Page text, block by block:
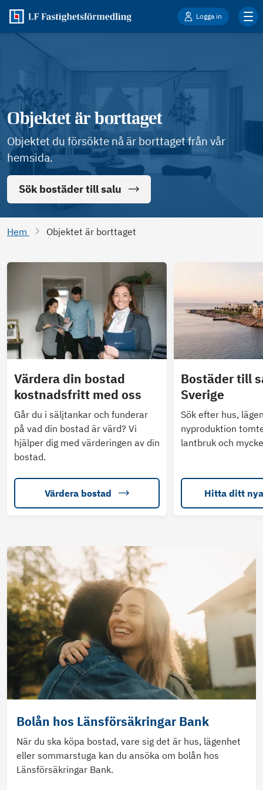
Logga in
Objektet är borttaget
Objektet du försökte nå är borttaget från vår
hemsida.
Sök bostäder till salu
Hem Objektet är borttaget
Värdera din bostad
kostnadsfritt med oss
Går du i säljtankar och funderar
på vad din bostad är värd? Vi
hjälper dig med värderingen av din
bostad.
Värdera bostad
Bostäder till
Sverige
Sök efter hus,
nyproduktion
lantbruk och
Hitta ditt
Bolån hos Länsförsäkringar Bank
När du ska köpa bostad, vare sig det är hus, lägenhet
eller sommarstuga kan du ansöka om bolån hos
Länsförsäkringar Bank.